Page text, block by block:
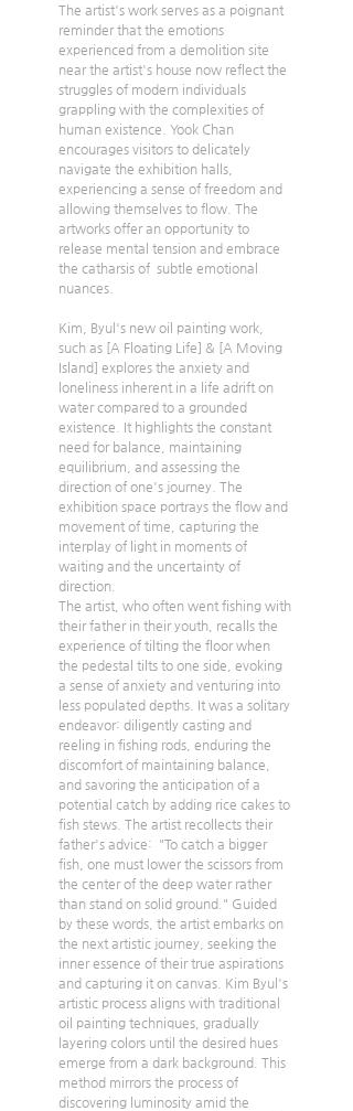
The artist's work serves as a poignant
reminder that the emotions
experienced from a demolition site
near the artist's house now reflect the
struggles of modern individuals
grappling with the complexities of
human existence. Yook Chan
encourages visitors to delicately
navigate the exhibition halls,
experiencing a sense of freedom and
allowing themselves to flow. The
artworks offer an opportunity to
release mental tension and embrace
the catharsis of  subtle emotional
nuances.
Kim, Byul's new oil painting work,
such as [A Floating Life] & [A Moving
Island] explores the anxiety and
loneliness inherent in a life adrift on
water compared to a grounded
existence. It highlights the constant
need for balance, maintaining
equilibrium, and assessing the
direction of one's journey. The
exhibition space portrays the flow and
movement of time, capturing the
interplay of light in moments of
waiting and the uncertainty of
direction.
The artist, who often went fishing with
their father in their youth, recalls the
experience of tilting the floor when
the pedestal tilts to one side, evoking
a sense of anxiety and venturing into
less populated depths. It was a solitary
endeavor: diligently casting and
reeling in fishing rods, enduring the
discomfort of maintaining balance,
and savoring the anticipation of a
potential catch by adding rice cakes to
fish stews. The artist recollects their
father's advice:  "To catch a bigger
fish, one must lower the scissors from
the center of the deep water rather
than stand on solid ground." Guided
by these words, the artist embarks on
the next artistic journey, seeking the
inner essence of their true aspirations
and capturing it on canvas. Kim Byul's
artistic process aligns with traditional
oil painting techniques, gradually
layering colors until the desired hues
emerge from a dark background. This
method mirrors the process of
discovering luminosity amid the